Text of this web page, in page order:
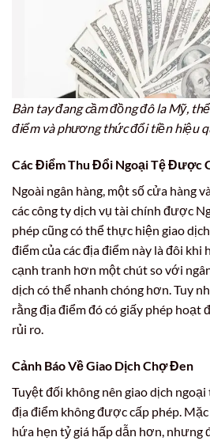
Bàn tay đang cầm đồng đô la Mỹ,
điểm và phương thức đổi tiền hiệu
Các Điểm Thu Đổi Ngoại Tệ Được
Ngoài ngân hàng, một số cửa hàng
các công ty dịch vụ tài chính được
phép cũng có thể thực hiện giao dịch
điểm của các địa điểm này là đôi khi
cạnh tranh hơn một chút so với
dịch có thể nhanh chóng hơn. Tuy
rằng địa điểm đó có giấy phép hoạt
rủi ro.
Cảnh Báo Về Giao Dịch Chợ Đen
Tuyệt đối không nên giao dịch ngoại
địa điểm không được cấp phép.
hứa hẹn tỷ giá hấp dẫn hơn, nhưng